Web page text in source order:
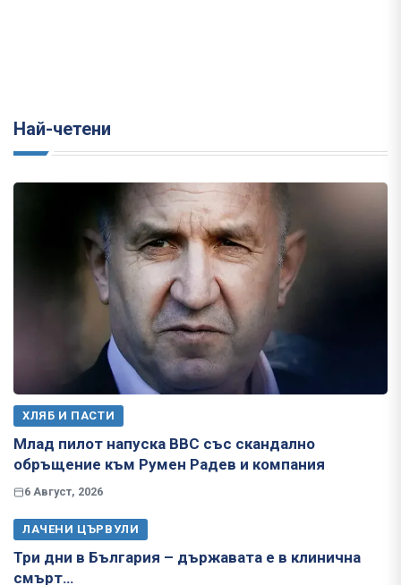
Най-четени
ХЛЯБ И ПАСТИ
Млад пилот напуска ВВС със скандално
обръщение към Румен Радев и компания
6 Август, 2026
ЛАЧЕНИ ЦЪРВУЛИ
Три дни в България – държавата е в клинична
смърт…